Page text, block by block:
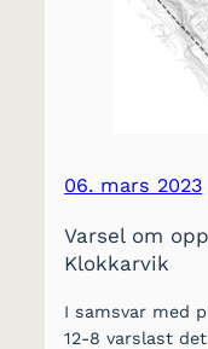
06. mars 2023
Varsel om
Klokkarvik
I samsvar med
12-8 varslast